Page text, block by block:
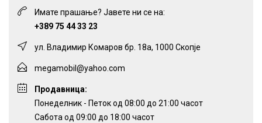
Имате прашање? Јавете ни се на:
+389 75 44 33 23
ул. Владимир Комаров бр. 18а, 1000 Скопје
megamobil@yahoo.com
Продавница:
Понеделник - Петок од 08:00 до 21:00 часот
Сабота од 09:00 до 18:00 часот